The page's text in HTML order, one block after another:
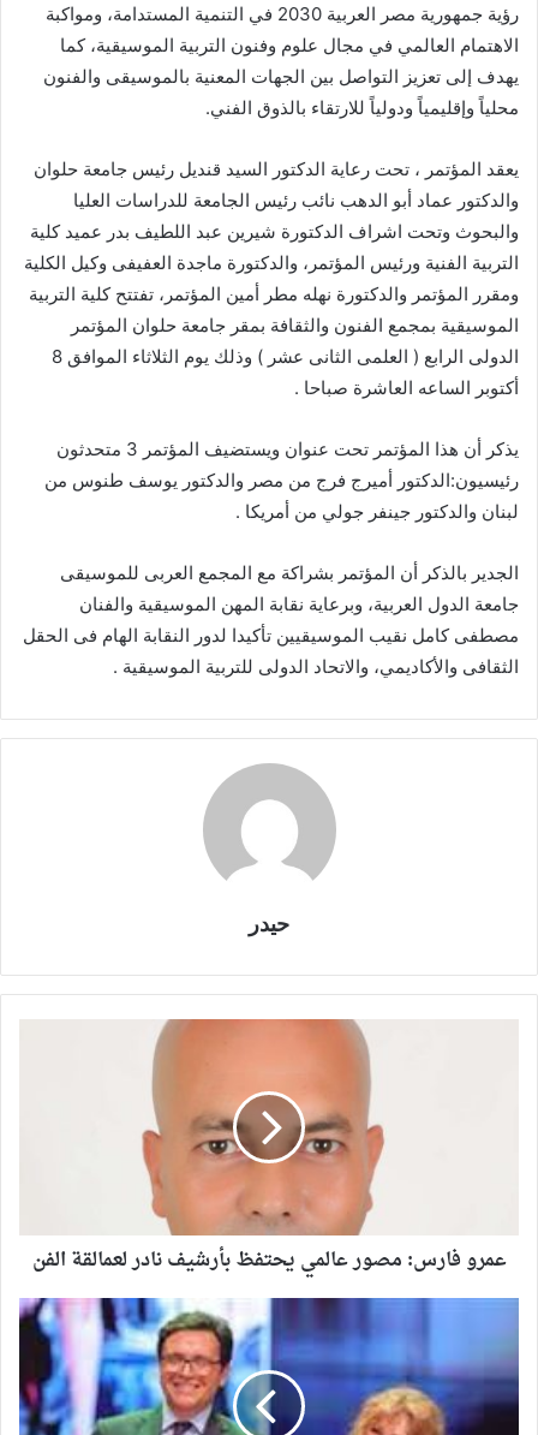
رؤية جمهورية مصر العربية 2030 في التنمية المستدامة، ومواكبة
الاهتمام العالمي في مجال علوم وفنون التربية الموسيقية، كما
يهدف إلى تعزيز التواصل بين الجهات المعنية بالموسيقى والفنون
محلياً وإقليمياً ودولياً للارتقاء بالذوق الفني.
يعقد المؤتمر ، تحت رعاية الدكتور السيد قنديل رئيس جامعة حلوان
والدكتور عماد أبو الدهب نائب رئيس الجامعة للدراسات العليا
والبحوث وتحت اشراف الدكتورة شيرين عبد اللطيف بدر عميد كلية
التربية الفنية ورئيس المؤتمر، والدكتورة ماجدة العفيفى وكيل الكلية
ومقرر المؤتمر والدكتورة نهله مطر أمين المؤتمر، تفتتح كلية التربية
الموسيقية بمجمع الفنون والثقافة بمقر جامعة حلوان المؤتمر
الدولى الرابع ( العلمى الثانى عشر ) وذلك يوم الثلاثاء الموافق 8
أكتوبر الساعه العاشرة صباحا .
يذكر أن هذا المؤتمر تحت عنوان ويستضيف المؤتمر 3 متحدثون
رئيسيون:الدكتور أميرج فرج من مصر والدكتور يوسف طنوس من
لبنان والدكتور جينفر جولي من أمريكا .
الجدير بالذكر أن المؤتمر بشراكة مع المجمع العربى للموسيقى
جامعة الدول العربية، وبرعاية نقابة المهن الموسيقية والفنان
مصطفى كامل نقيب الموسيقيين تأكيدا لدور النقابة الهام فى الحقل
الثقافى والأكاديمي، والاتحاد الدولى للتربية الموسيقية .
حيدر
عمرو فارس: مصور عالمي يحتفظ بأرشيف نادر لعمالقة الفن